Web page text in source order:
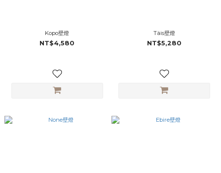
Kopo壁燈
NT$4,580
Täis壁燈
NT$5,280